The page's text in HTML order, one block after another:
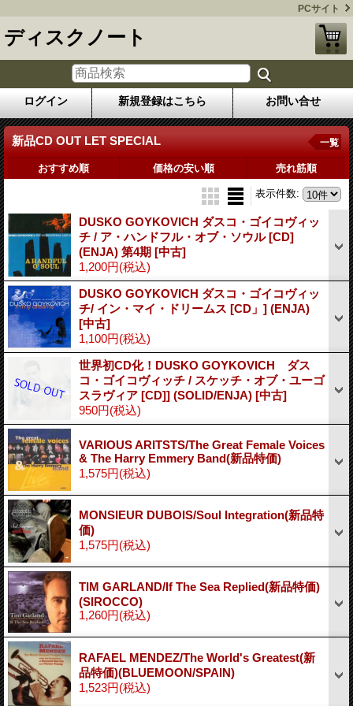
PCサイト
ディスクノート
ログイン 新規登録はこちら お問い合せ
新品CD OUT LET SPECIAL 一覧
おすすめ順 価格の安い順 売れ筋順
表示件数:
DUSKO GOYKOVICH ダスコ・ゴイコヴィッ
チ / ア・ハンドフル・オブ・ソウル [CD]
(ENJA) 第4期 [中古]
1,200円(税込)
DUSKO GOYKOVICH ダスコ・ゴイコヴィッ
チ/ イン・マイ・ドリームス [CD」] (ENJA)
[中古]
1,100円(税込)
世界初CD化！DUSKO GOYKOVICH ダス
コ・ゴイコヴィッチ / スケッチ・オブ・ユーゴ
スラヴィア [CD]] (SOLID/ENJA) [中古]
950円(税込)
VARIOUS ARITSTS/The Great Female Voices
& The Harry Emmery Band(新品特価)
1,575円(税込)
MONSIEUR DUBOIS/Soul Integration(新品特
価)
1,575円(税込)
TIM GARLAND/If The Sea Replied(新品特価)
(SIROCCO)
1,260円(税込)
RAFAEL MENDEZ/The World's Greatest(新
品特価)(BLUEMOON/SPAIN)
1,523円(税込)